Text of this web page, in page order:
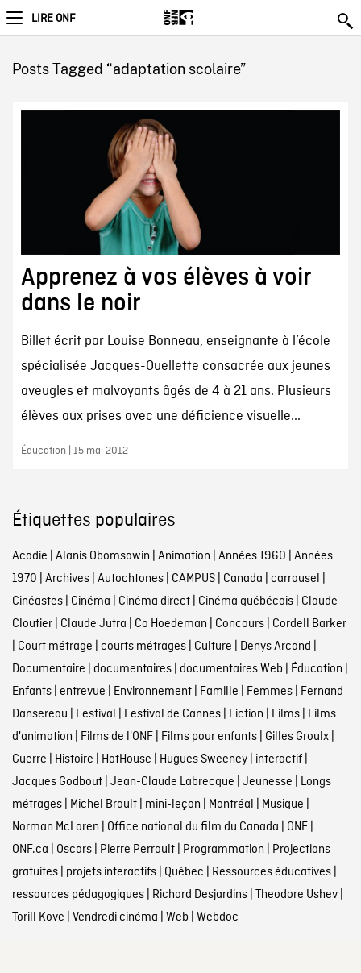
LIRE ONF
Posts Tagged “adaptation scolaire”
Apprenez à vos élèves à voir
dans le noir
Billet écrit par Louise Bonneau, enseignante à l’école
spécialisée Jacques-Ouellette consacrée aux jeunes
aveugles et malvoyants âgés de 4 à 21 ans. Plusieurs
élèves aux prises avec une déficience visuelle...
Éducation | 15 mai 2012
Étiquettes populaires
Acadie | Alanis Obomsawin | Animation | Années 1960 | Années
1970 | Archives| Autochtones| CAMPUS| Canada | carrousel |
Cinéastes| Cinéma | Cinéma direct| Cinéma québécois| Claude
Cloutier| Claude Jutra | Co Hoedeman | Concours| Cordell Barker
| Court métrage | courts métrages| Culture | Denys Arcand |
Documentaire | documentaires| documentaires Web | Éducation |
Enfants| entrevue | Environnement| Famille | Femmes| Fernand
Dansereau | Festival | Festival de Cannes| Fiction | Films| Films
d'animation | Films de l'ONF| Films pour enfants| Gilles Groulx|
Guerre | Histoire | HotHouse | Hugues Sweeney| interactif|
Jacques Godbout| Jean-Claude Labrecque | Jeunesse | Longs
métrages| Michel Brault| mini-leçon | Montréal | Musique |
Norman McLaren | Office national du film du Canada | ONF|
ONF.ca | Oscars| Pierre Perrault| Programmation | Projections
gratuites| projets interactifs| Québec | Ressources éducatives|
ressources pédagogiques| Richard Desjardins| Theodore Ushev|
Torill Kove | Vendredi cinéma | Web | Webdoc